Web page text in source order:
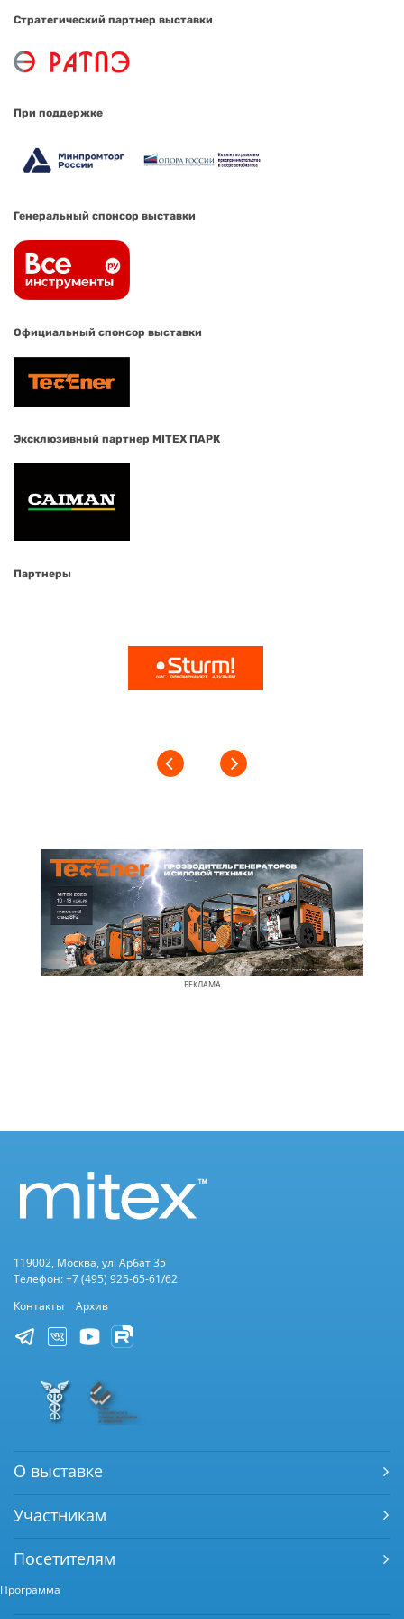
Стратегический партнер выставки
При поддержке
Генеральный спонсор выставки
Официальный спонсор выставки
Эксклюзивный партнер MITEX ПАРК
Партнеры
РЕКЛАМА
119002, Москва, ул. Арбат 35
Телефон: +7 (495) 925-65-61/62
Контакты
Архив
О выставке
Участникам
Посетителям
Программа